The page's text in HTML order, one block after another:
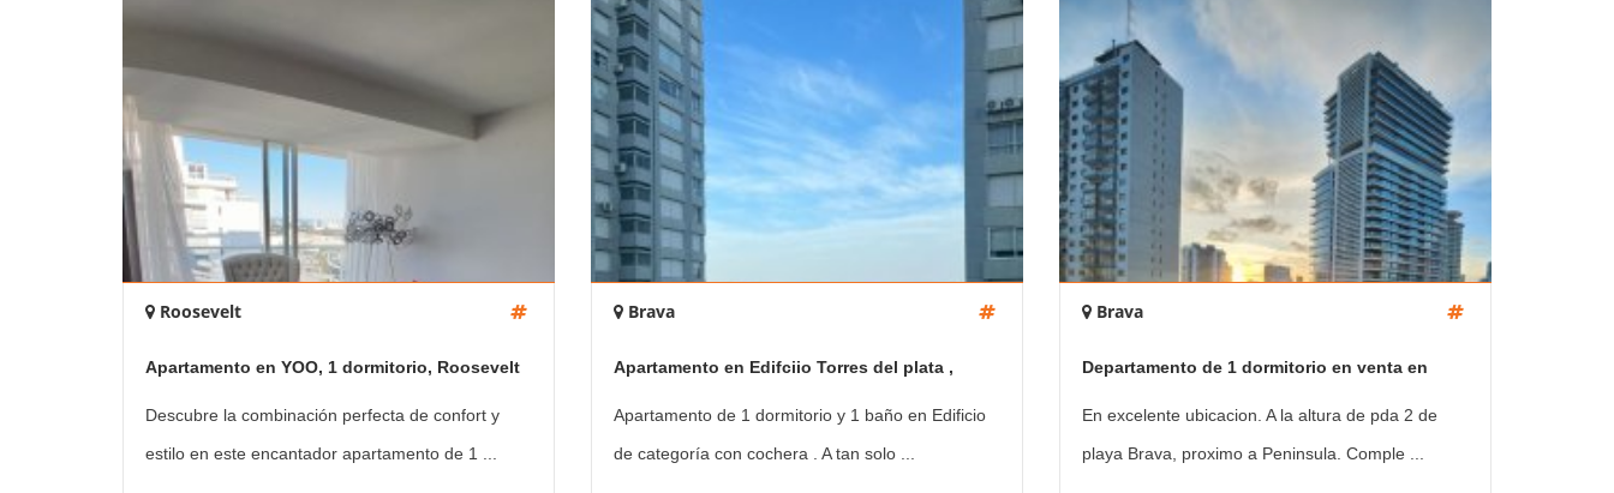
Roosevelt
Apartamento en YOO, 1 dormitorio, Roosevelt
Descubre la combinación perfecta de confort y
estilo en este encantador apartamento de 1 ...
Brava
Apartamento en Edifciio Torres del plata ,
Playa Brava , 1 dormitorio
Apartamento de 1 dormitorio y 1 baño en Edificio
de categoría con cochera . A tan solo ...
Brava
Departamento de 1 dormitorio en venta en
complejo frente al mar , Playa Brava , Punta del
este
En excelente ubicacion. A la altura de pda 2 de
playa Brava, proximo a Peninsula. Comple ...